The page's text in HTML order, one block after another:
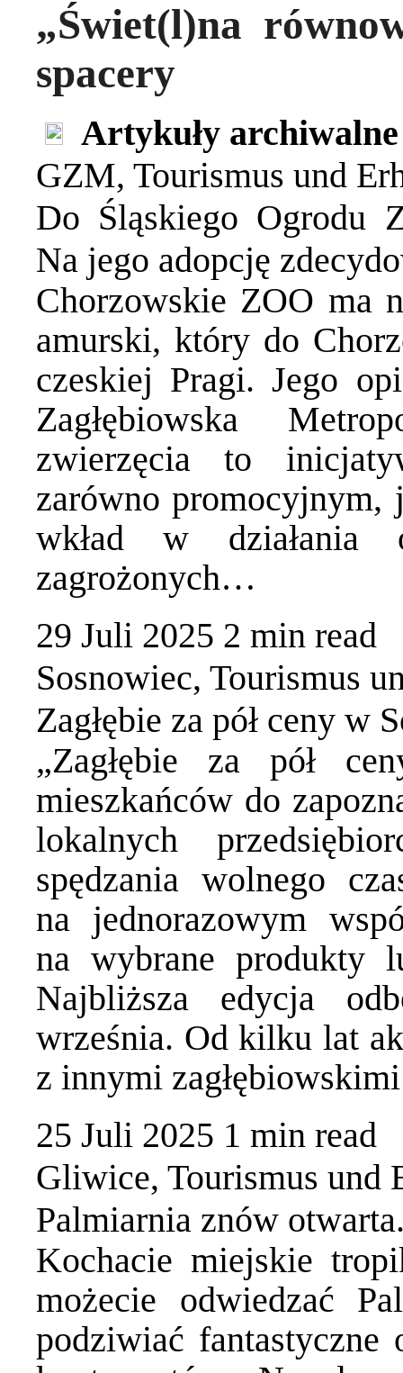
„Świet(l)na
spacery
Artykuły archiwalne
GZM, Tourismus und
Do Śląskiego Ogrodu
Na jego adopcję
Chorzowskie ZOO ma
amurski, który do
czeskiej Pragi. Jego
Zagłębiowska
zwierzęcia to
zarówno
wkład w działania
zagrożonych…
29 Juli 2025 2 min read
Sosnowiec, Tourismus
Zagłębie za pół ceny w
„Zagłębie za pół
mieszkańców do
lokalnych
spędzania wolnego
na jednorazowym
na wybrane produkty
Najbliższa edycja
września. Od kilku lat
z innymi
25 Juli 2025 1 min read
Gliwice, Tourismus und
Palmiarnia znów
Kochacie miejskie
możecie odwiedzać
podziwiać